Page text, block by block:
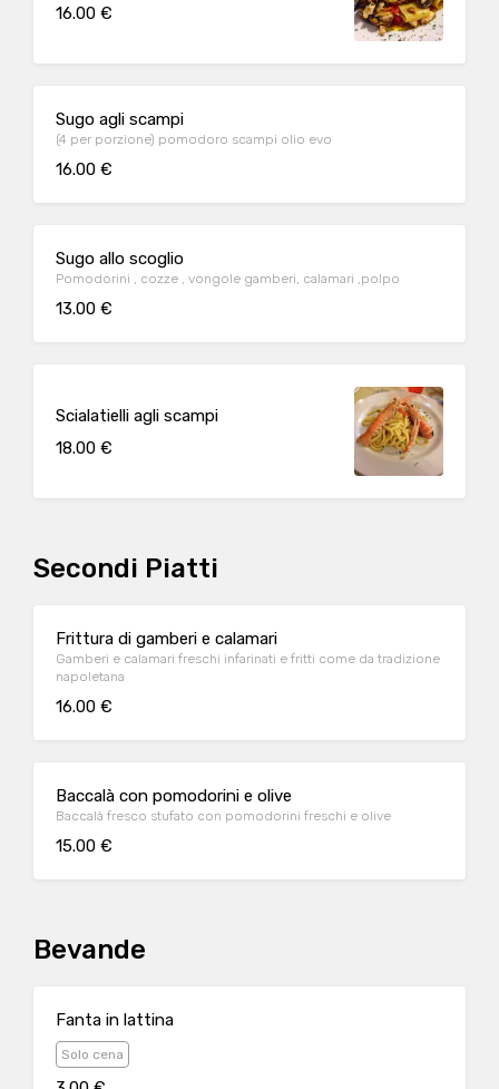
16.00 €
Sugo agli scampi
(4 per porzione) pomodoro scampi olio evo
16.00 €
Sugo allo scoglio
Pomodorini , cozze , vongole gamberi, calamari ,polpo
13.00 €
Scialatielli agli scampi
18.00 €
Secondi Piatti
Frittura di gamberi e calamari
Gamberi e calamari freschi infarinati e fritti come da tradizione
napoletana
16.00 €
Baccalà con pomodorini e olive
Baccalà fresco stufato con pomodorini freschi e olive
15.00 €
Bevande
Fanta in lattina
Solo cena